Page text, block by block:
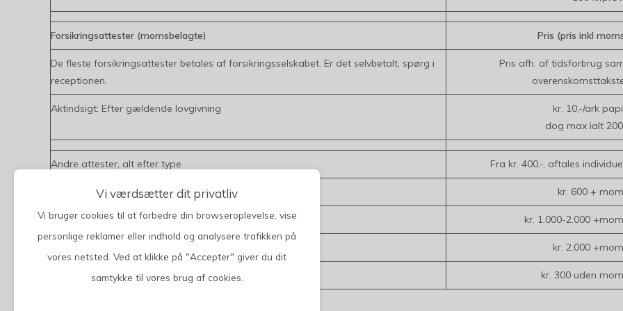
Forsikringsattester (momsbelagte) Pris (pris inkl
De fleste forsikringsattester betales af forsikringsselskabet. Er det selvbetalt, spørg i
receptionen.
Pris afh. af tidsforbrug
Aktindsigt: Efter gældende lovgivning
kr. 10,-/ark
dog max ialt
Andre attester, alt efter type Fra kr. 400,-, aftales
Sygdom som lovligt frafald ved møde i retten kr. 600 +
Studieopholds attest i udlandet kr. 1.000-2.000
kr. 2.000
Ansøgning til enkelttilskud kr. 300 uden
Vi værdsætter dit privatliv
Vi bruger cookies til at forbedre din browseroplevelse, vise
personlige reklamer eller indhold og analysere trafikken på
vores netsted. Ved at klikke på "Accepter" giver du dit
samtykke til vores brug af cookies.